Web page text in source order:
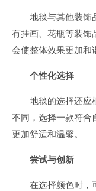
地毯与其他装饰
有挂画、花瓶等装饰
会使整体效果更加和
个性化选择
地毯的选择还应
不同，选择一款符合
更加舒适和温馨。
尝试与创新
在选择颜色时，